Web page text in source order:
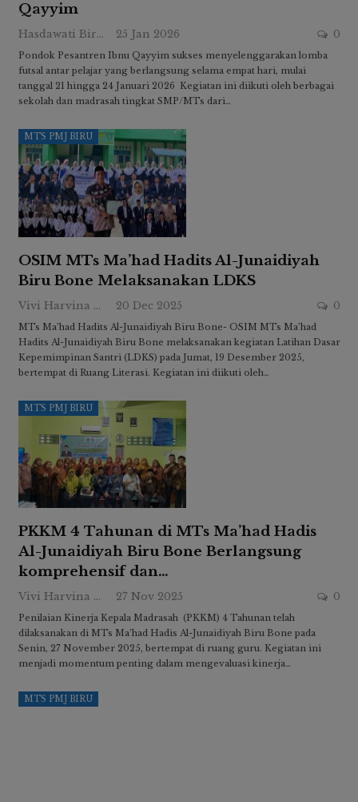
Qayyim
Hasdawati Biru 25 Jan 2026 0
Pondok Pesantren Ibnu Qayyim sukses menyelenggarakan lomba
futsal antar pelajar yang berlangsung selama empat hari, mulai
tanggal 21 hingga 24 Januari 2026 Kegiatan ini diikuti oleh berbagai
sekolah dan madrasah tingkat SMP/MTs dari…
MTS PMJ BIRU
OSIM MTs Ma’had Hadits Al-Junaidiyah
Biru Bone Melaksanakan LDKS
Vivi Harvina Ridwan 20 Dec 2025 0
MTs Ma’had Hadits Al-Junaidiyah Biru Bone- OSIM MTs Ma’had
Hadits Al-Junaidiyah Biru Bone melaksanakan kegiatan Latihan Dasar
Kepemimpinan Santri (LDKS) pada Jumat, 19 Desember 2025,
bertempat di Ruang Literasi. Kegiatan ini diikuti oleh…
MTS PMJ BIRU
PKKM 4 Tahunan di MTs Ma’had Hadis
Al-Junaidiyah Biru Bone Berlangsung
komprehensif dan…
Vivi Harvina Ridwan 27 Nov 2025 0
Penilaian Kinerja Kepala Madrasah (PKKM) 4 Tahunan telah
dilaksanakan di MTs Ma’had Hadis Al-Junaidiyah Biru Bone pada
Senin, 27 November 2025, bertempat di ruang guru. Kegiatan ini
menjadi momentum penting dalam mengevaluasi kinerja…
MTS PMJ BIRU